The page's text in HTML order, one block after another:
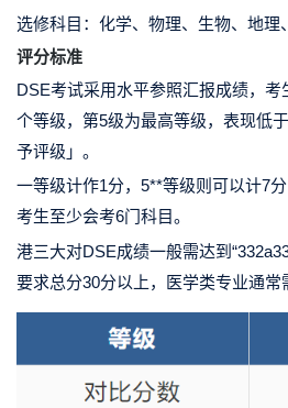
选修科目：化学、物理、生物、地理
评分标准
DSE考试采用水平参照汇报成绩， 考
个等级，第5级为最高等级，表现低
予评级」。
一等级计作1分， 5**等级则可以计7
考生至少会考6门科目。
港三大对DSE成绩一般需达到
要求总分30分以上，医学类专业通常